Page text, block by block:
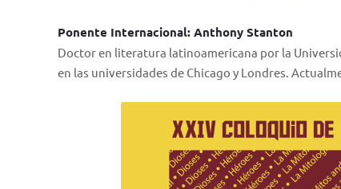
Ponente Internacional: Anthony Stanton
Doctor en literatura latinoamericana por la
en las universidades de Chicago y Londres.